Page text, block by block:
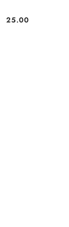
Cena:
25.00